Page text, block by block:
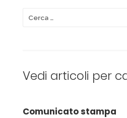
Vedi articoli per
Comunicato stampa